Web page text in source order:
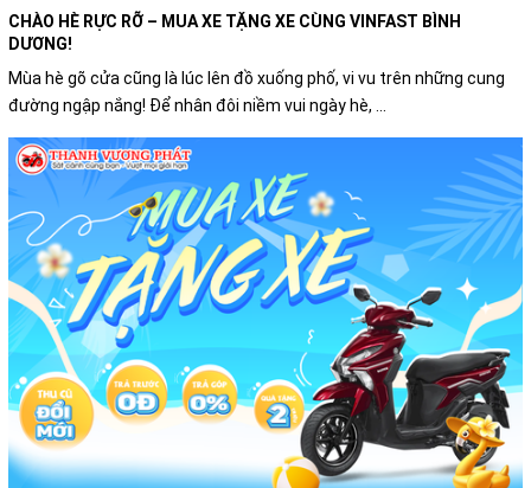
CHÀO HÈ RỰC RỠ – MUA XE TẶNG XE CÙNG VINFAST BÌNH
DƯƠNG!
Mùa hè gõ cửa cũng là lúc lên đồ xuống phố, vi vu trên những cung
đường ngập nắng! Để nhân đôi niềm vui ngày hè, ...